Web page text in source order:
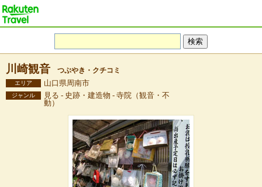
川崎観音 つぶやき・クチコミ
エリア 山口県周南市
ジャンル
見る - 史跡・建造物 - 寺院（観音・不
動）